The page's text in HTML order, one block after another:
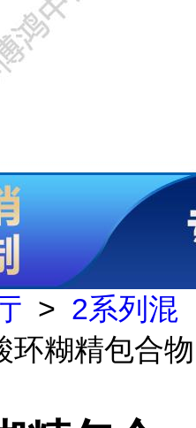
> 2系列混
环糊精包合物